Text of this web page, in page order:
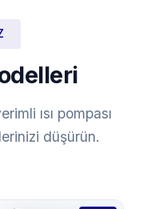
ısı pompası
düşürün.